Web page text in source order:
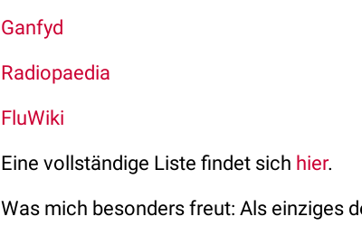
Ganfyd
Radiopaedia
FluWiki
Eine vollständige Liste findet sich hier.
Was mich besonders freut: Als einziges